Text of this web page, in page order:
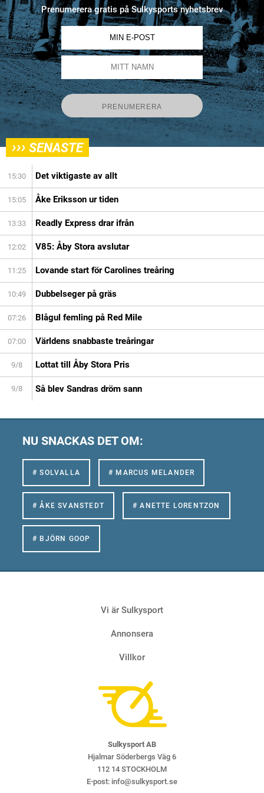
Prenumerera gratis på Sulkysports nyhetsbrev
››› SENASTE
15:30 Det viktigaste av allt
15:05 Åke Eriksson ur tiden
13:33 Readly Express drar ifrån
12:02 V85: Åby Stora avslutar
11:25 Lovande start för Carolines treåring
10:49 Dubbelseger på gräs
07:26 Blågul femling på Red Mile
07:00 Världens snabbaste treåringar
9/8 Lottat till Åby Stora Pris
9/8 Så blev Sandras dröm sann
NU SNACKAS DET OM:
# SOLVALLA # MARCUS MELANDER
# ÅKE SVANSTEDT # ANETTE LORENTZON
# BJÖRN GOOP
Vi är Sulkysport
Annonsera
Villkor
Sulkysport AB
Hjalmar Söderbergs Väg 6
112 14 STOCKHOLM
E-post: info@sulkysport.se